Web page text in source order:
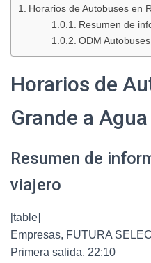
Horarios de Autobuses en
Resumen de
ODM Autobuses
Horarios de
Grande a
Resumen de
viajero
[table]
Empresas, FUTURA
Primera salida, 22:10